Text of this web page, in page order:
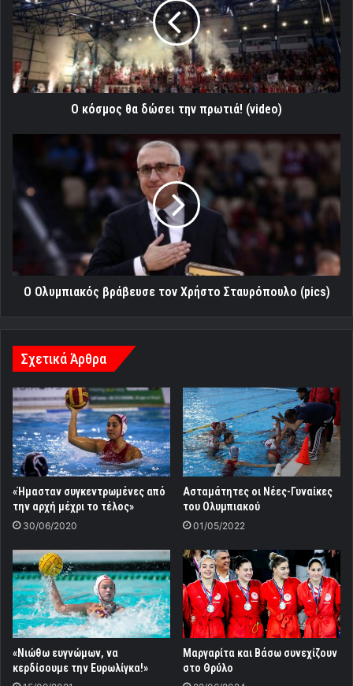
δώσει
την
πρωτιά!
(video)
Ο κόσμος θα δώσει την πρωτιά! (video)
Ολυμπιακός
τον
Χρήστο
Σταυρόπουλο
(pics)
Ο Ολυμπιακός βράβευσε τον Χρήστο Σταυρόπουλο (pics)
Σχετικά Άρθρα
«Ήμασταν συγκεντρωμένες από
την αρχή μέχρι το τέλος»
30/06/2020
Ασταμάτητες οι Νέες-Γυναίκες
του Ολυμπιακού
01/05/2022
«Νιώθω ευγνώμων, να
κερδίσουμε την Ευρωλίγκα!»
Μαργαρίτα και Βάσω συνεχίζουν
στο Θρύλο